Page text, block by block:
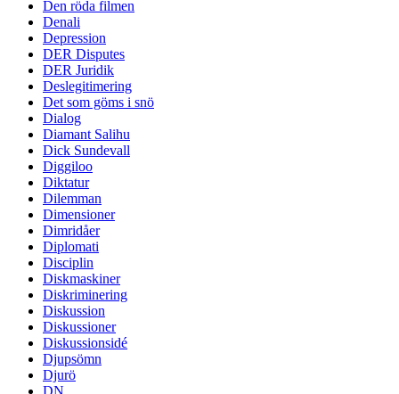
Den röda filmen
Denali
Depression
DER Disputes
DER Juridik
Deslegitimering
Det som göms i snö
Dialog
Diamant Salihu
Dick Sundevall
Diggiloo
Diktatur
Dilemman
Dimensioner
Dimridåer
Diplomati
Disciplin
Diskmaskiner
Diskriminering
Diskussion
Diskussioner
Diskussionsidé
Djupsömn
Djurö
DN